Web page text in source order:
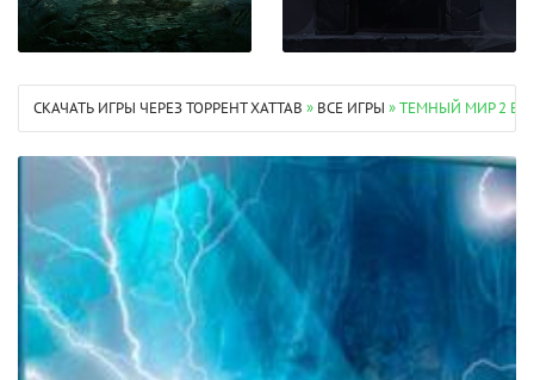
СКАЧАТЬ ИГРЫ ЧЕРЕЗ ТОРРЕНТ XATTAB » ВСЕ ИГРЫ » ТЕМНЫЙ МИР 2